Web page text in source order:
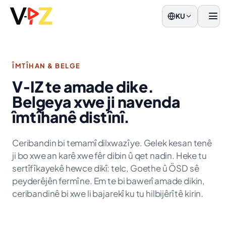
KU
ÎMTÎHAN & BELGE
V‑IZ te amade dike.
Belgeya xwe ji navenda
îmtîhanê distînî.
Ceribandin bi temamî dilxwazî ye. Gelek kesan tenê
ji bo xwe an karê xwe fêr dibin û qet nadin. Heke tu
sertîfîkayekê hewce dikî: telc, Goethe û ÖSD sê
peyderêjên fermî ne. Em te bi bawerî amade dikin,
ceribandinê bi xwe li bajarekî ku tu hilbijêrî tê kirin.